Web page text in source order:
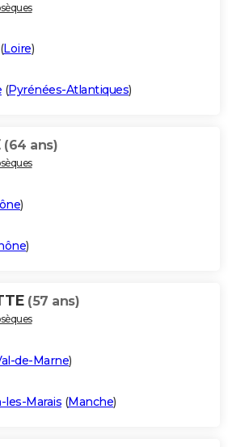
(Loire)
(Pyrénées-Atlantiques)
(64 ans)
)
)
(57 ans)
de-Marne)
les-Marais (Manche)